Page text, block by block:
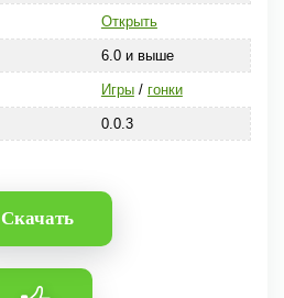
Открыть
6.0 и выше
Игры/ гонки
0.0.3
Скачать